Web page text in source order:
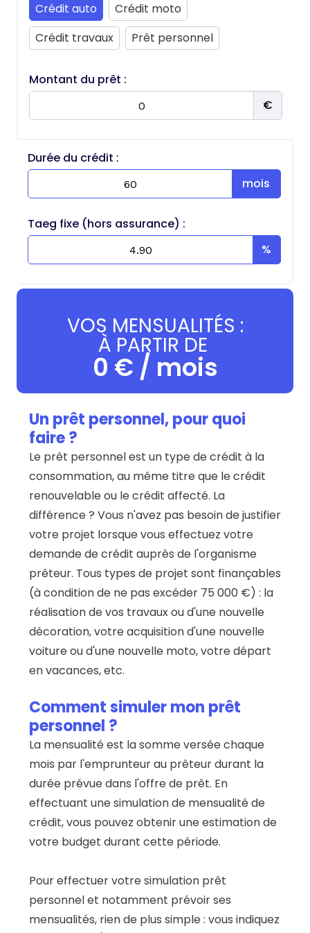
Crédit auto
Crédit moto
Crédit travaux
Prêt personnel
Montant du prêt :
Durée du crédit :
Taeg fixe (hors assurance) :
VOS MENSUALITÉS :
À PARTIR DE
0 € / mois
Un prêt personnel, pour quoi
faire ?
Le prêt personnel est un type de crédit à la
consommation, au même titre que le crédit
renouvelable ou le crédit affecté. La
différence ? Vous n'avez pas besoin de justifier
votre projet lorsque vous effectuez votre
demande de crédit auprès de l'organisme
prêteur. Tous types de projet sont finançables
(à condition de ne pas excéder 75 000 €) : la
réalisation de vos travaux ou d'une nouvelle
décoration, votre acquisition d'une nouvelle
voiture ou d'une nouvelle moto, votre départ
en vacances, etc.
Comment simuler mon prêt
personnel ?
La mensualité est la somme versée chaque
mois par l'emprunteur au prêteur durant la
durée prévue dans l'offre de prêt. En
effectuant une simulation de mensualité de
crédit, vous pouvez obtenir une estimation de
votre budget durant cette période.
Pour effectuer votre simulation prêt
personnel et notamment prévoir ses
mensualités, rien de plus simple : vous indiquez